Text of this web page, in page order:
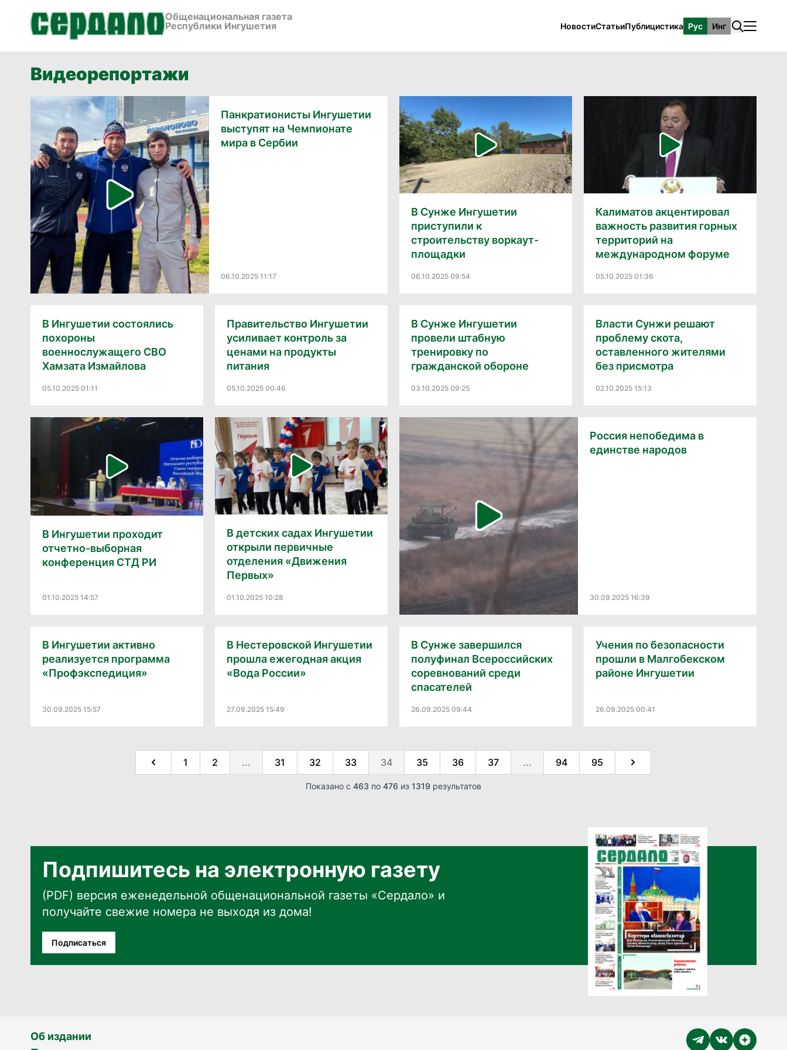
Общенациональная газета
Республики Ингушетия
НовостиСтатьиПублицистика Рус Инг
Видеорепортажи
Панкратионисты Ингушетии
выступят на Чемпионате
мира в Сербии
06.10.2025 11:17
В Сунже Ингушетии
приступили к
строительству воркаут-
площадки
06.10.2025 09:54
Калиматов акцентировал
важность развития горных
территорий на
международном форуме
05.10.2025 01:36
В Ингушетии состоялись
похороны
военнослужащего СВО
Хамзата Измайлова
05.10.2025 01:11
Правительство Ингушетии
усиливает контроль за
ценами на продукты
питания
05.10.2025 00:46
В Сунже Ингушетии
провели штабную
тренировку по
гражданской обороне
03.10.2025 09:25
Власти Сунжи решают
проблему скота,
оставленного жителями
без присмотра
02.10.2025 15:13
В Ингушетии проходит
отчетно-выборная
конференция СТД РИ
01.10.2025 14:57
В детских садах Ингушетии
открыли первичные
отделения «Движения
Первых»
01.10.2025 10:28
Россия непобедима в
единстве народов
30.09.2025 16:39
В Ингушетии активно
реализуется программа
«Профэкспедиция»
30.09.2025 15:57
В Нестеровской Ингушетии
прошла ежегодная акция
«Вода России»
27.09.2025 15:49
В Сунже завершился
полуфинал Всероссийских
соревнований среди
спасателей
26.09.2025 09:44
Учения по безопасности
прошли в Малгобекском
районе Ингушетии
26.09.2025 00:41
1 2 ... 31 32 33 34 35 36 37 ... 94 95
Показано с 463 по 476 из 1319 результатов
Подпишитесь на электронную газету
(PDF) версия еженедельной общенациональной газеты «Сердало» и
получайте свежие номера не выходя из дома!
Подписаться
Об издании